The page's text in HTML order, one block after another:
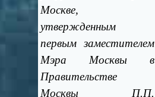
Москве,
утвержденным
первым заместителем
Мэра Москвы в
Правительстве
Москвы П.П.